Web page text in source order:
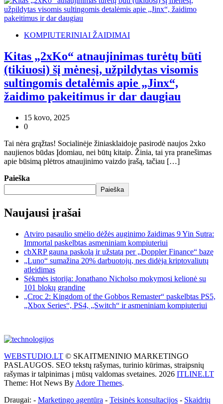
KOMPIUTERINIAI ŽAIDIMAI
Kitas „2xKo“ atnaujinimas turėtų būti
(tikiuosi) šį mėnesį, užpildytas visomis
sultingomis detalėmis apie „Jinx“,
žaidimo pakeitimus ir dar daugiau
15 kovo, 2025
0
Tai nėra grąžtas! Socialinėje žiniasklaidoje pasirodė naujos 2xko
naujienos būdas Įdomiau, nei būtų kitaip. Žinia, tai yra pranešimas
apie būsimą plėtros atnaujinimo vaizdo įrašą, tačiau […]
Paieška
Paieška
Naujausi įrašai
Atviro pasaulio smėlio dėžės auginimo žaidimas 9 Yin Sutra:
Immortal paskelbtas asmeniniam kompiuteriui
cbXRP gauna paskolą ir užstatą per „Doppler Finance“ bazę
„Luno“ sumažina 20% darbuotojų, nes didėja kriptovaliutų
atleidimas
Sėkmės istorija: Jonathano Nicholso mokymosi kelionė su
101 blokų grandine
„Croc 2: Kingdom of the Gobbos Remaster“ paskelbtas PS5,
„Xbox Series“, PS4, „Switch“ ir asmeniniam kompiuteriui
WEBSTUDIO.LT © SKAITMENINIO MARKETINGO
PASLAUGOS. SEO tekstų rašymas, turinio kūrimas, straipsnių
rašymas ir talpinimas į mūsų valdomas svetaines. 2026 ITLINE.LT
Theme: Hot News By Adore Themes.
Draugai: - Marketingo agentūra - Teisinės konsultacijos - Skaidrių